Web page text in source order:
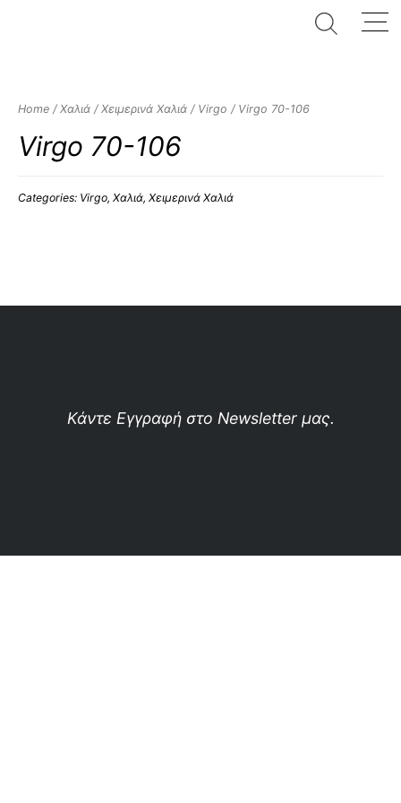
Home / Χαλιά / Χειμερινά Χαλιά / Virgo / Virgo 70-106
Virgo 70-106
Categories: Virgo, Χαλιά, Χειμερινά Χαλιά
Κάντε Εγγραφή στο Newsletter μας.